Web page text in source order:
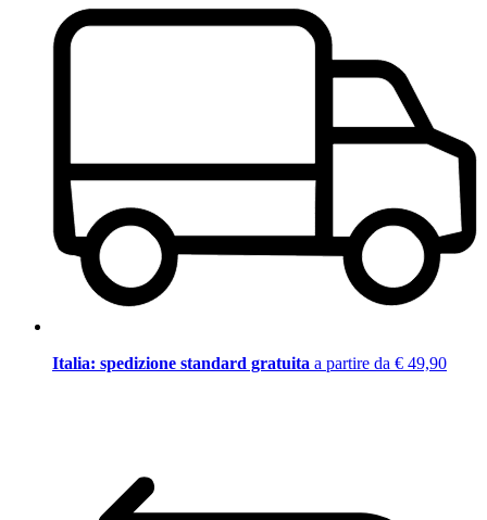
Italia: spedizione standard gratuita a partire da € 49,90